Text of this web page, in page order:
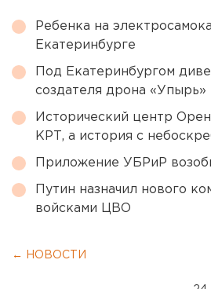
Ребенка на
Екатеринбурге
Под Екатеринбургом
создателя дрона «Упырь»
Исторический центр
КРТ, а история с
Приложение УБРиР
Путин назначил нового
войсками ЦВО
← НОВОСТИ